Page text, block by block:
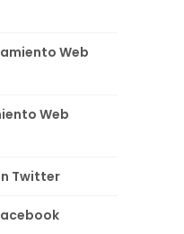
Web
Web
Twitter